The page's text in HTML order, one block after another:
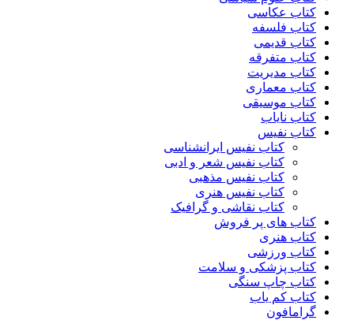
کتاب عکاسی
کتاب فلسفه
کتاب قدیمی
کتاب متفرقه
کتاب مدیریت
کتاب معماری
کتاب موسیقی
کتاب نایاب
کتاب نفیس
کتاب نفیس ایرانشناسی
کتاب نفیس شعر و ادبی
کتاب نفیس مذهبی
کتاب نفیس هنری
کتاب نقاشی و گرافیک
کتاب های پر فروش
کتاب هنری
کتاب ورزشی
کتاب پزشکی و سلامت
کتاب چاپ سنگی
کتاب کم یاب
گرامافون